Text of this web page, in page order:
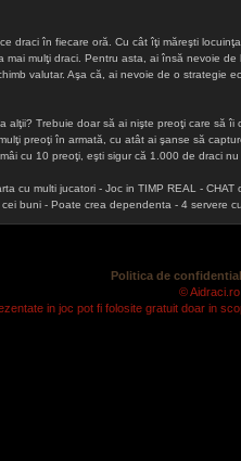
draci în fiecare oră. Cu cât îţi măreşti
mulţi draci. Pentru asta, ai însă nevoie
valutar. Aşa că, ai nevoie de o strategie
alţii? Trebuie doar să ai nişte preoţi care să
preoţi în armată, cu atât ai şanse să
cu 10 preoţi, eşti sigur că 1.000 de draci
cu multi jucatori - Joc in TIMP REAL -
buni - Poate crea dependenta - 4 servere
Politica de
©
in joc pot fi folosite gratuit doar in